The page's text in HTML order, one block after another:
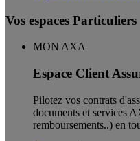
Vos espaces Particuliers
MON AXA
Espace Client
Pilotez vos contrats
documents et services
remboursements..) en